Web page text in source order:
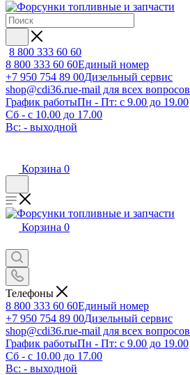
8 800 333 60 60
8 800 333 60 60Единый номер
+7 950 754 89 00Дизельный сервис
shop@cdi36.rue-mail для всех вопросов
График работыПн - Пт: с 9.00 до 19.00
Сб - с 10.00 до 17.00
Вс: - выходной
Корзина 0
Корзина 0
Телефоны
8 800 333 60 60Единый номер
+7 950 754 89 00Дизельный сервис
shop@cdi36.rue-mail для всех вопросов
График работыПн - Пт: с 9.00 до 19.00
Сб - с 10.00 до 17.00
Вс: - выходной